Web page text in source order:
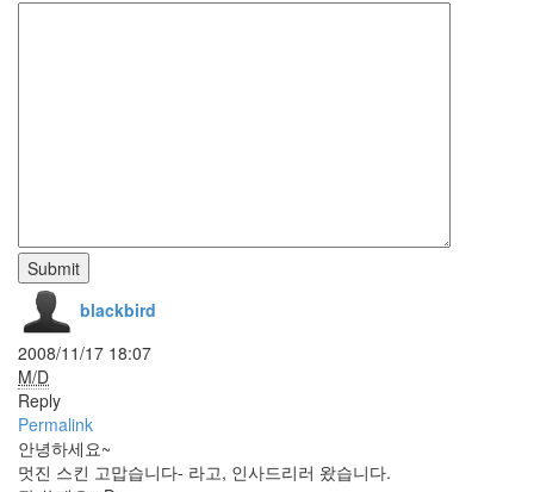
Submit
blackbird
2008/11/17 18:07
M/D
Reply
Permalink
안녕하세요~
멋진 스킨 고맙습니다- 라고, 인사드리러 왔습니다.
머
걸
기
화
Love
백
석
태